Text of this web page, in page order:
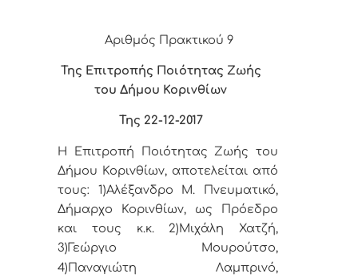
Αριθμός Πρακτικού 9
Της Επιτροπής Ποιότητας Ζωής
του Δήμου Κορινθίων
Της 22-12-2017
Η Επιτροπή Ποιότητας Ζωής του
Δήμου Κορινθίων, αποτελείται από
τους: 1)Αλέξανδρο Μ. Πνευματικό,
Δήμαρχο Κορινθίων, ως Πρόεδρο
και τους κ.κ. 2)Μιχάλη Χατζή,
3)Γεώργιο Μουρούτσο,
4)Παναγιώτη Λαμπρινό,